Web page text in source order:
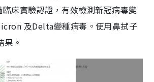
床實驗認證，有效檢測新冠病毒變
及Delta變種病毒。使用鼻拭子
果。